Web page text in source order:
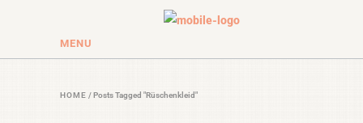
MENU
HOME /Posts Tagged "Rüschenkleid"